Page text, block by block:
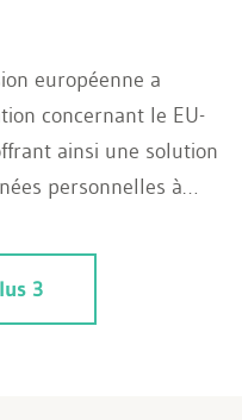
européenne a
concernant le EU-
ainsi une solution
personnelles à
et mettant fin – en
longue saga
Unis. Qu’en est-il
3